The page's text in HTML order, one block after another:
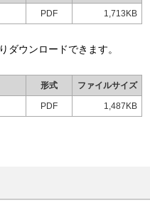
PDF 1,713KB
ダウンロードできます。
形式 ファイルサイズ
PDF 1,487KB